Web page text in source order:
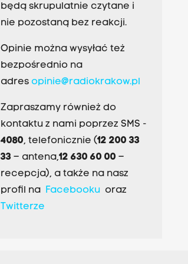
będą skrupulatnie czytane i
nie pozostaną bez reakcji.
Opinie można wysyłać też
bezpośrednio na
adres opinie@radiokrakow.pl
Zapraszamy również do
kontaktu z nami poprzez SMS -
4080, telefonicznie (12 200 33
33– antena,12 630 60 00 –
recepcja), a także na nasz
profil na Facebookuoraz
Twitterze